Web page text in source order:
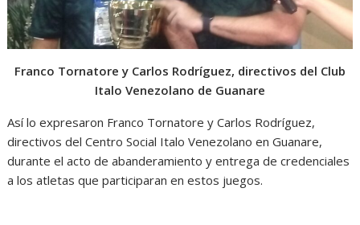
Franco Tornatore y Carlos Rodríguez, directivos del Club
Italo Venezolano de Guanare
Así lo expresaron Franco Tornatore y Carlos Rodríguez,
directivos del Centro Social Italo Venezolano en Guanare,
durante el acto de abanderamiento y entrega de credenciales
a los atletas que participaran en estos juegos.